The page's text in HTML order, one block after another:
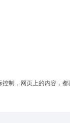
，网页上的内容，